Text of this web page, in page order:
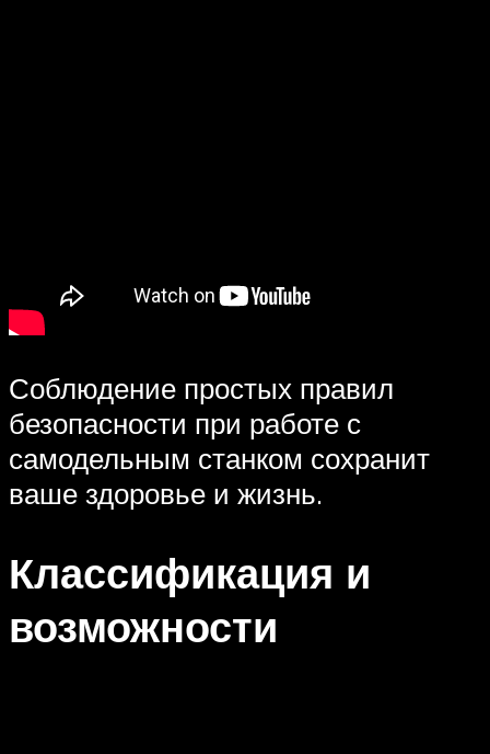
Соблюдение простых правил
безопасности при работе с
самодельным станком сохранит
ваше здоровье и жизнь.
Классификация и
возможности